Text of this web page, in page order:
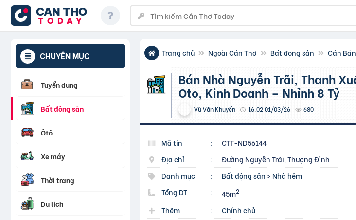
CAN THO
TODAY
CHUYÊN MỤC
Tuyển dụng
Bất động sản
Ôtô
Xe máy
Thời trang
Du lịch
Trang chủ Ngoài Cần Thơ Bất động sản Cần Bán
Bán Nhà Nguyễn Trãi, Thanh Xuân 45M2, 5 Tầng – Gần
Oto, Kinh Doanh – Nhỉnh 8 Tỷ
Vũ Văn Khuyến 16:02 01/03/26 680
Mã tin :
CTT-ND56144
Địa chỉ
:
Đường Nguyễn Trãi, Thượng Đình
Danh mục
: Bất động sản > Nhà hẻm
Tổng DT
: 45m2
Thêm :
Chính chủ